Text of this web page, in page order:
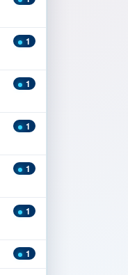
1
1
1
1
1
1